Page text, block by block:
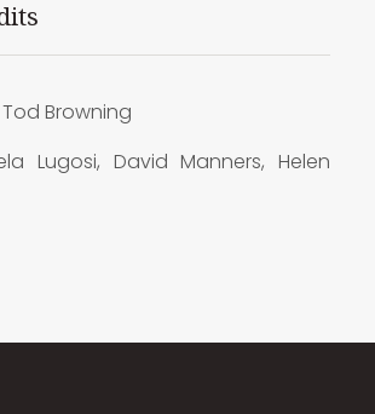
Tod Browning
Lugosi, David Manners, Helen